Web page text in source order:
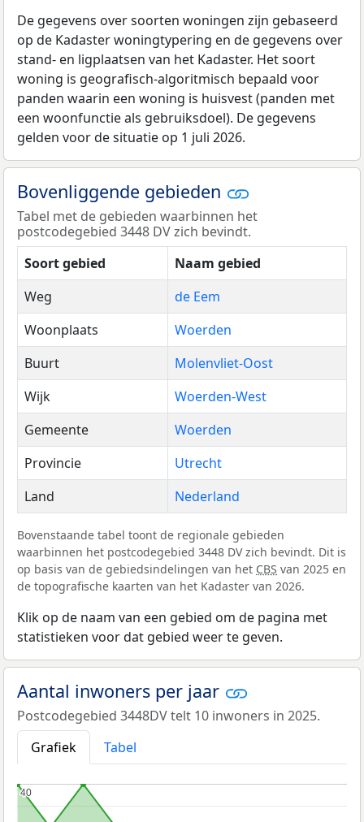
De gegevens over soorten woningen zijn gebaseerd
op de Kadaster woningtypering en de gegevens over
stand- en ligplaatsen van het Kadaster. Het soort
woning is geografisch-algoritmisch bepaald voor
panden waarin een woning is huisvest (panden met
een woonfunctie als gebruiksdoel). De gegevens
gelden voor de situatie op 1 juli 2026.
Bovenliggende gebieden
Tabel met de gebieden waarbinnen het
postcodegebied 3448 DV zich bevindt.
Soort gebied
Naam gebied
Weg
de Eem
Woonplaats
Woerden
Buurt
Molenvliet-Oost
Wijk
Woerden-West
Gemeente
Woerden
Provincie
Utrecht
Land
Nederland
Bovenstaande tabel toont de regionale gebieden
waarbinnen het postcodegebied 3448 DV zich bevindt. Dit is
op basis van de gebiedsindelingen van het CBS van 2025 en
de topografische kaarten van het Kadaster van 2026.
Klik op de naam van een gebied om de pagina met
statistieken voor dat gebied weer te geven.
Aantal inwoners per jaar
Postcodegebied 3448DV telt 10 inwoners in 2025.
Grafiek
Tabel
40
40